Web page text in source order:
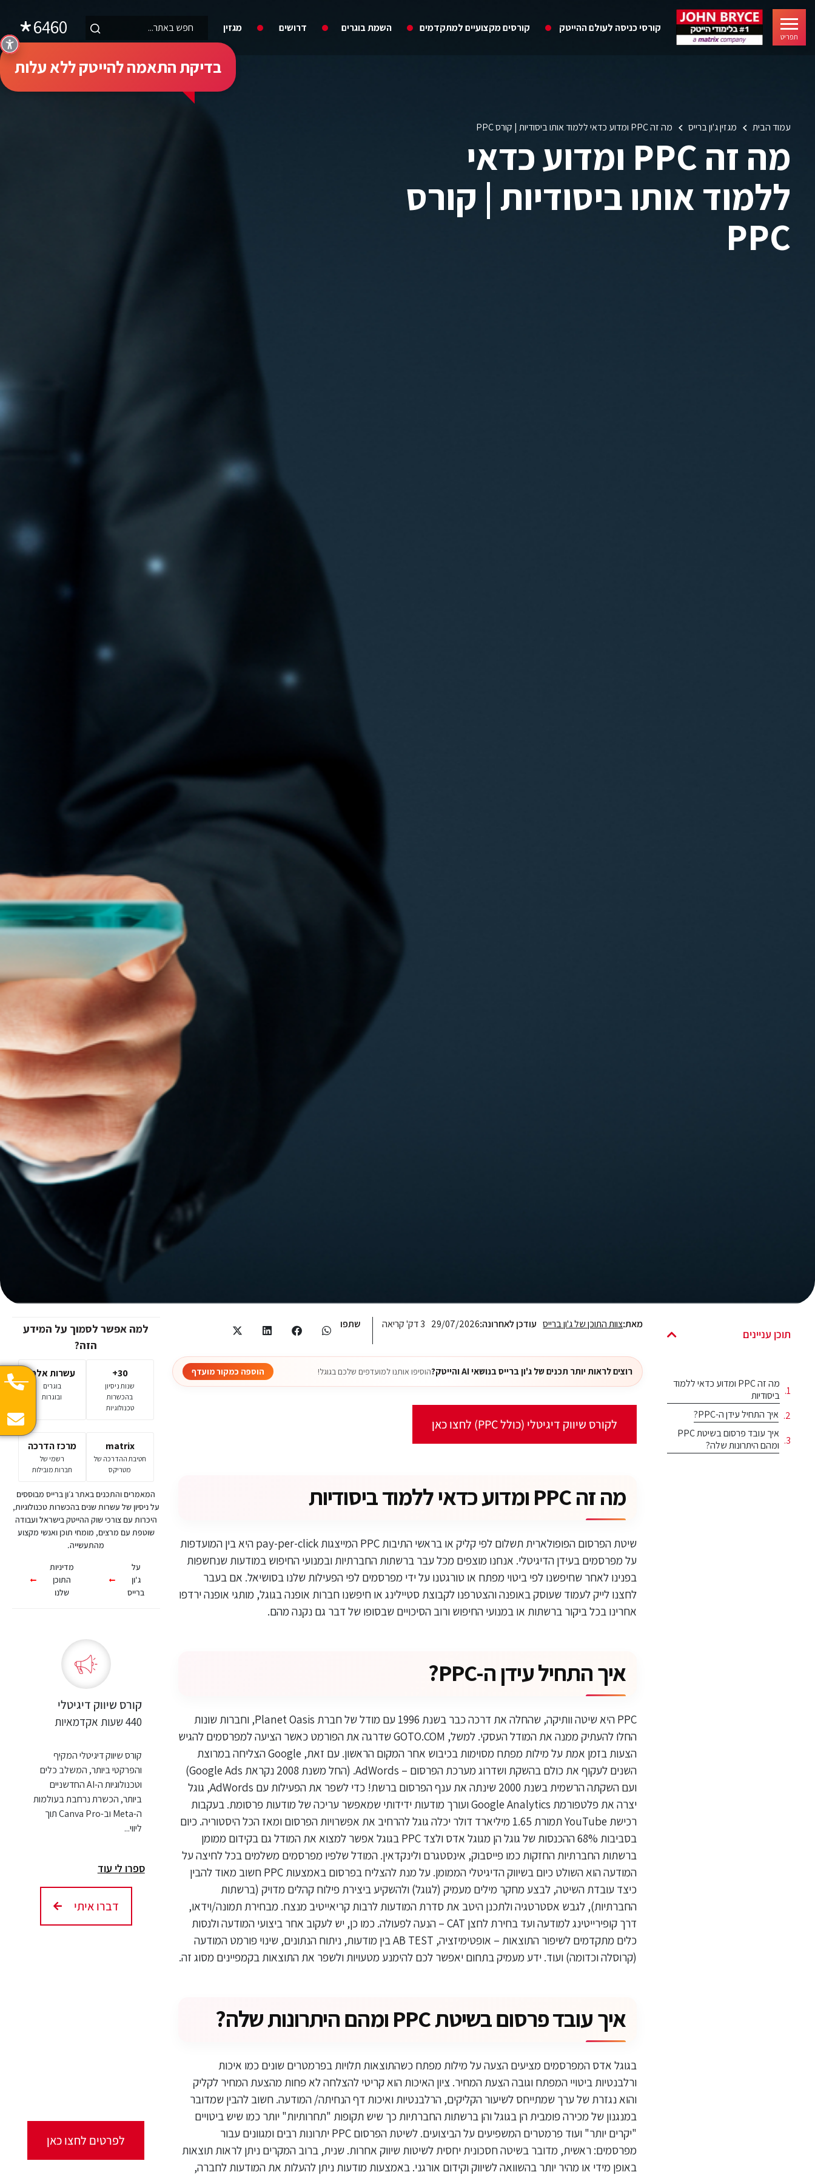
תפריט
קורסי כניסה לעולם ההייטק קורסים מקצועיים למתקדמים השמת בוגרים דרושים מגזין 6460
בדיקת התאמה להייטק ללא עלות
עמוד הבית מגזין ג'ון ברייס מה זה PPC ומדוע כדאי ללמוד אותו ביסודיות | קורס PPC
מה זה PPC ומדוע כדאי
ללמוד אותו ביסודיות | קורס
PPC
תוכן עניינים
מה זה PPC ומדוע כדאי ללמוד
ביסודיות
איך התחיל עידן ה-PPC?
איך עובד פרסום בשיטת PPC
ומהם היתרונות שלה?
מאת:צוות התוכן של ג'ון ברייס עודכן לאחרונה:29/07/2026 3 דק' קריאה שתפו
רוצים לראות יותר תכנים של ג'ון ברייס בנושאי AI והייטק? הוסיפו אותנו למועדפים שלכם בגוגל! הוספה כמקור מועדף
לקורס שיווק דיגיטלי (כולל PPC) לחצו כאן
מה זה PPC ומדוע כדאי ללמוד ביסודיות
שיטת הפרסום הפופולארית תשלום לפי קליק או בראשי התיבות PPC המייצגות pay-per-click היא בין המועדפות
על מפרסמים בעידן הדיגיטלי. אנחנו מוצפים מכל עבר ברשתות החברתיות ובמנועי החיפוש במודעות שנחשפות
בפנינו לאחר שחיפשנו לפי ביטוי מפתח או טורגטנו על ידי מפרסמים לפי הפעילות שלנו בסושיאל. אם בעבר
לחצנו לייק לעמוד שעוסק באופנה והצטרפנו לקבוצת סטיילינג או חיפשנו חברות אופנה בגוגל, מותגי אופנה ירדפו
אחרינו בכל ביקור ברשתות או במנועי החיפוש ורוב הסיכויים שבסופו של דבר גם נקנה מהם.
איך התחיל עידן ה-PPC?
PPC היא שיטה וותיקה, שהחלה את דרכה כבר בשנת 1996 עם מודל של חברת Planet Oasis, וחברות שונות
החלו להעתיק ממנה את המודל העסקי. למשל, GOTO.COM שדרגה את הפורמט כאשר הציעה למפרסמים להגיש
הצעות בזמן אמת על מילות מפתח מסוימות בכיבוש אחר המקום הראשון. עם זאת, Google הצליחה במרוצת
השנים לעקוף את כולם בהשקת ושדרוג מערכת הפרסום – AdWords. (החל משנת 2008 נקראת Google Ads)
ועם השקתה הרשמית בשנת 2000 שינתה את ענף הפרסום ברשת! כדי לשפר את הפעילות עם AdWords, גוגל
יצרה את פלטפורמת Google Analytics ועורך מודעות ידידותי שמאפשר עריכה של מודעות פרסומת. בעקבות
רכישת YouTube תמורת 1.65 מיליארד דולר יכלה גוגל להרחיב את אפשרויות הפרסום ומאז הכל היסטוריה. כיום
בסביבות 68% ההכנסות של גוגל הן מגוגל אדס ולצד PPC בגוגל אפשר למצוא את המודל גם בקידום ממומן
ברשתות החברתיות החזקות כמו פייסבוק, אינסטגרם ולינקדאין. המודל שלפיו מפרסמים משלמים בכל לחיצה על
המודעה הוא השולט כיום בשיווק הדיגיטלי הממומן. על מנת להצליח בפרסום באמצעות PPC חשוב מאוד להבין
כיצד עובדת השיטה, לבצע מחקר מילים מעמיק (לגוגל) ולהשקיע ביצירת פילוח קהלים מדויק (ברשתות
החברתיות), לגבש אסטרטגיה ולתכנן היטב את סדרת המודעות לרבות קריאייטיב מנצח. מבחירת תמונה/וידאו,
דרך קופירייטינג למודעה ועד בחירת לחצן CAT – הנעה לפעולה. כמו כן, יש לעקוב אחר ביצועי המודעה ולנסות
כלים מתקדמים לשיפור התוצאות – אופטימיזציה, AB TEST בין מודעות, ניתוח הנתונים, שינוי פורמט המודעה
(קרוסלה וכדומה) ועוד. ידע מעמיק בתחום יאפשר לכם להימנע מטעויות ולשפר את התוצאות בקמפיינים מסוג זה.
איך עובד פרסום בשיטת PPC ומהם היתרונות שלה?
בגוגל אדס המפרסמים מציעים הצעה על מילות מפתח כשהתוצאות תלויות בפרמטרים שונים כמו איכות
ורלבנטיות ביטויי המפתח וגובה הצעת המחיר. ציון האיכות הוא קריטי להצלחה לא פחות מהצעת המחיר לקליק
והוא נגזרת של ערך שמתייחס לשיעור הקליקים, הרלבנטיות ואיכות דף הנחיתה/ המודעה. חשוב להבין שמדובר
במנגנון של מכירה פומבית הן בגוגל והן ברשתות החברתיות כך שיש תקופות "תחרותיות" יותר כמו שיש ביטויים
"יקרים יותר" ועוד פרמטרים המשפיעים על הביצועים. לשיטת הפרסום PPC יתרונות רבים ומגוונים עבור
מפרסמים: ראשית, מדובר בשיטה חסכונית יחסית לשיטות שיווק אחרות. שנית, ברוב המקרים ניתן לראות תוצאות
באופן מידי או מהיר יותר בהשוואה לשיווק וקידום אורגני. באמצעות מודעות ניתן להעלות את המודעות לחברה,
למה אפשר לסמוך על המידע
הזה?
30+
שנות ניסיון
בהכשרות
טכנולוגיות
עשרות אלפי
בוגרים
ובוגרות
matrix
חטיבת ההדרכה של
מטריקס
מרכז הדרכה
רשמי של
חברות מובילות
המאמרים והתכנים באתר ג׳ון ברייס מבוססים
על ניסיון של עשרות שנים בהכשרות טכנולוגיות,
היכרות עם צורכי שוק ההייטק בישראל ועבודה
שוטפת עם מרצים, מומחי תוכן ואנשי מקצוע
מהתעשייה.
על
ג'ון
ברייס
מדיניות
התוכן
שלנו
קורס שיווק דיגיטלי
440 שעות אקדמאיות
קורס שיווק דיגיטלי המקיף
והפרקטי ביותר, המשלב כלים
וטכנולוגיות ה-AI החדשניים
ביותר, הכשרת נרחבת בעולמות
ה-Meta וב-Canva Pro תוך
ליווי...
ספרו לי עוד
דברו איתי
לפרטים לחצו כאן